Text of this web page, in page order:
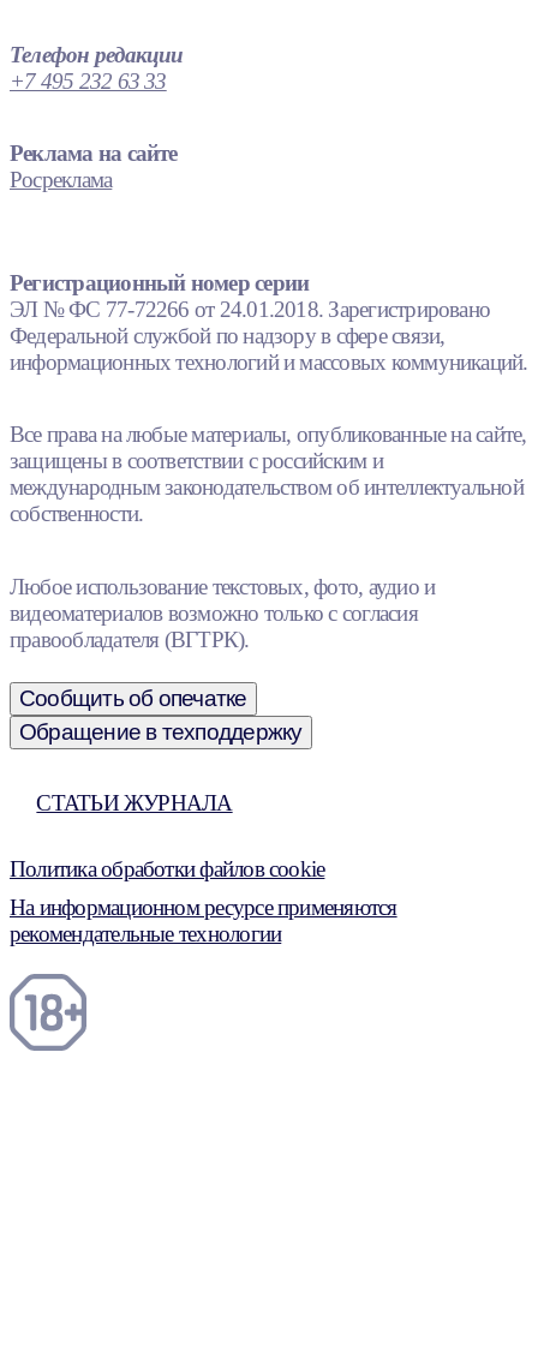
Телефон редакции
+7 495 232 63 33
Реклама на сайте
Росреклама
Регистрационный номер серии
ЭЛ № ФС 77-72266 от 24.01.2018. Зарегистрировано
Федеральной службой по надзору в сфере связи,
информационных технологий и массовых коммуникаций.
Все права на любые материалы, опубликованные на сайте,
защищены в соответствии с российским и
международным законодательством об интеллектуальной
собственности.
Любое использование текстовых, фото, аудио и
видеоматериалов возможно только с согласия
правообладателя (ВГТРК).
Сообщить об опечатке
Обращение в техподдержку
СТАТЬИ ЖУРНАЛА
Политика обработки файлов cookie
На информационном ресурсе применяются
рекомендательные технологии